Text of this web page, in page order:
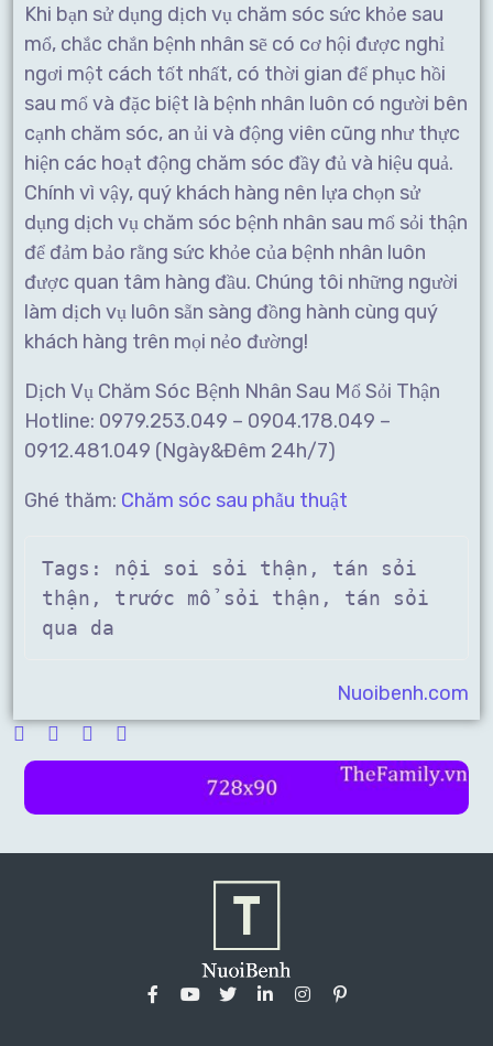
Khi bạn sử dụng dịch vụ chăm sóc sức khỏe sau
mổ, chắc chắn bệnh nhân sẽ có cơ hội được nghỉ
ngơi một cách tốt nhất, có thời gian để phục hồi
sau mổ và đặc biệt là bệnh nhân luôn có người bên
cạnh chăm sóc, an ủi và động viên cũng như thực
hiện các hoạt động chăm sóc đầy đủ và hiệu quả.
Chính vì vậy, quý khách hàng nên lựa chọn sử
dụng dịch vụ chăm sóc bệnh nhân sau mổ sỏi thận
để đảm bảo rằng sức khỏe của bệnh nhân luôn
được quan tâm hàng đầu. Chúng tôi những người
làm dịch vụ luôn sẵn sàng đồng hành cùng quý
khách hàng trên mọi nẻo đường!
Dịch Vụ Chăm Sóc Bệnh Nhân Sau Mổ Sỏi Thận
Hotline: 0979.253.049 – 0904.178.049 –
0912.481.049 (Ngày&Đêm 24h/7)
Ghé thăm: Chăm sóc sau phẫu thuật
Tags: nội soi sỏi thận, tán sỏi
thận, trước mổ sỏi thận, tán sỏi
qua da
Nuoibenh.com